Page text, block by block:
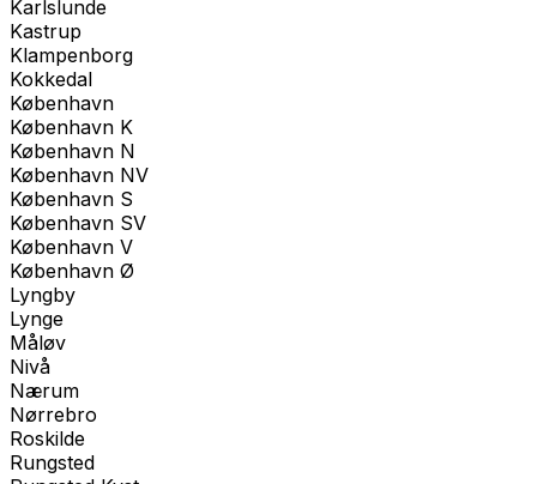
Karlslunde
Kastrup
Klampenborg
Kokkedal
København
København K
København N
København NV
København S
København SV
København V
København Ø
Lyngby
Lynge
Måløv
Nivå
Nærum
Nørrebro
Roskilde
Rungsted